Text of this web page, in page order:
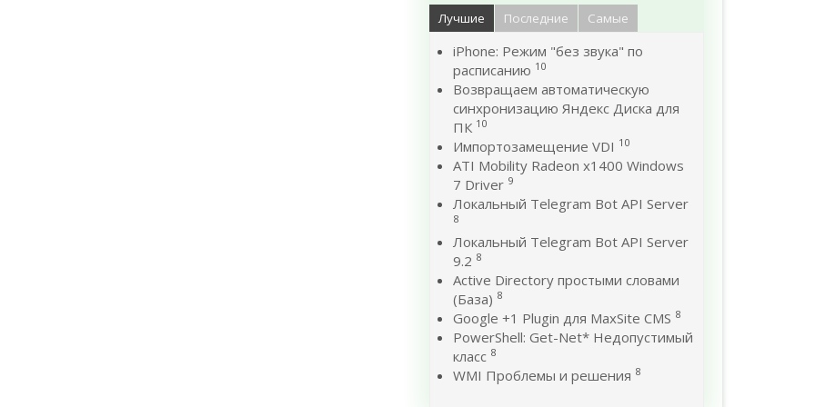
Лучшие Последние Самые
iPhone: Режим "без звука" по
расписанию 10
Возвращаем автоматическую
синхронизацию Яндекс Диска для
ПК 10
Импортозамещение VDI 10
ATI Mobility Radeon x1400 Windows
7 Driver 9
Локальный Telegram Bot API Server
8
Локальный Telegram Bot API Server
9.2 8
Active Directory простыми словами
(База) 8
Google +1 Plugin для MaxSite CMS 8
PowerShell: Get-Net* Недопустимый
класс 8
WMI Проблемы и решения 8